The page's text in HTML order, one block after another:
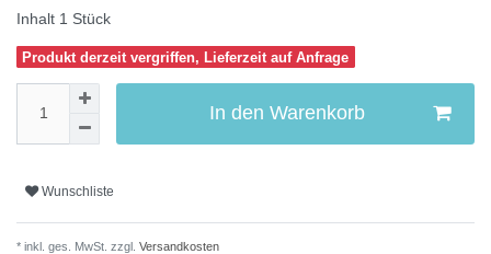
Inhalt 1 Stück
Produkt derzeit vergriffen, Lieferzeit auf Anfrage
In den Warenkorb
Wunschliste
* inkl. ges. MwSt. zzgl. Versandkosten